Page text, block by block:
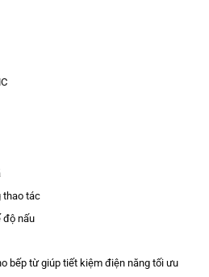
thao tác
độ nấu
bếp từ giúp tiết kiệm điện năng tối ưu